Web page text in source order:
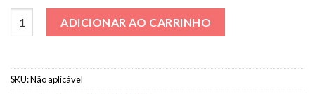
ADICIONAR AO CARRINHO
SKU:Não aplicável